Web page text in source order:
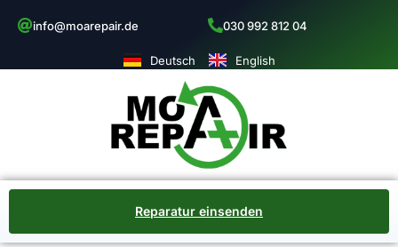
info@moarepair.de 030 992 812 04
Deutsch English
Reparatur einsenden